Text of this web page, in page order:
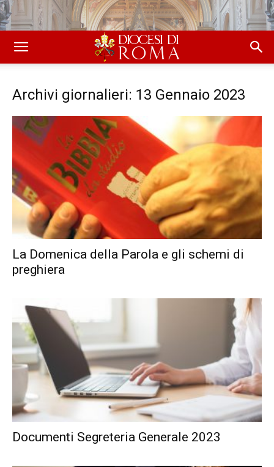
Archivi giornalieri: 13 Gennaio 2023
La Domenica della Parola e gli schemi di
preghiera
Documenti Segreteria Generale 2023